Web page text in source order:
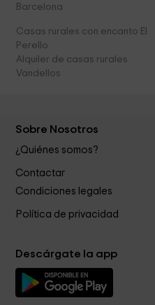
Barcelona
Casas rurales con encanto El
Perello
Alquiler de casas rurales
Vandellos
Sobre Nosotros
¿Quiénes somos?
Contactar
Condiciones legales
Política de privacidad
Descárgate la app